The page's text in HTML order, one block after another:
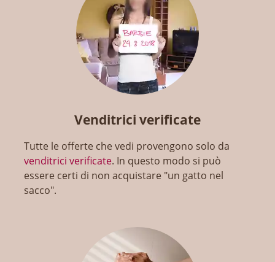
Venditrici verificate
Tutte le offerte che vedi provengono solo da
venditrici verificate. In questo modo si può
essere certi di non acquistare "un gatto nel
sacco".